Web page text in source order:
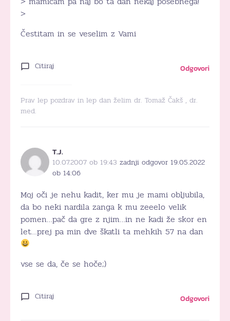
>
Čestitam in se veselim z Vami
Citiraj Odgovori
Prav lep pozdrav in lep dan želim dr. Tomaž Čakš , dr.
med.
T.J.
10.07.2007 ob 19:43 zadnji odgovor 19.05.2022
ob 14:06
Moj oči je nehu kadit, ker mu je mami obljubila,
da bo neki nardila zanga k mu zeeelo velik
pomen…pač da gre z njim…in ne kadi že skor en
let…prej pa min dve škatli ta mehkih 57 na dan
vse se da, če se hoče;)
Citiraj Odgovori